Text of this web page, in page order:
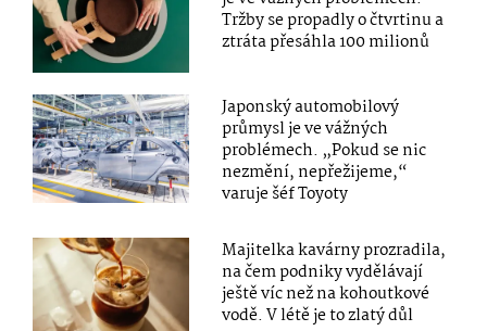
Tržby se propadly o čtvrtinu a
ztráta přesáhla 100 milionů
Japonský automobilový
průmysl je ve vážných
problémech. „Pokud se nic
nezmění, nepřežijeme,“
varuje šéf Toyoty
Majitelka kavárny prozradila,
na čem podniky vydělávají
ještě víc než na kohoutkové
vodě. V létě je to zlatý důl